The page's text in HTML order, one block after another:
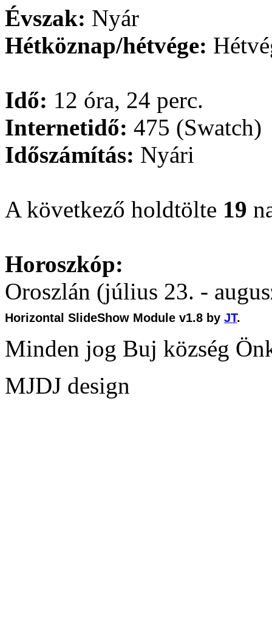
Évszak: Nyár
Hétköznap/hétvége:
Idő: 12 óra, 24 perc.
Internetidő: 475 (Swatch)
Időszámítás: Nyári
A következő holdtölte 19
Horoszkóp:
Oroszlán (július 23. -
Horizontal SlideShow Module v1.8 by JT.
Minden jog Buj község
MJDJ design